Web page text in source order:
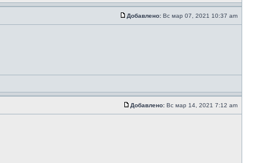
Добавлено: Вс мар 07, 2021 10:37 am
Добавлено: Вс мар 14, 2021 7:12 am